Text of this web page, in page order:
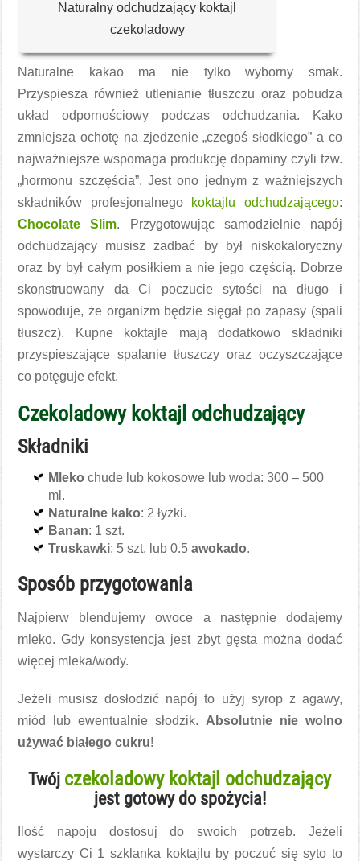
Naturalny odchudzający koktajl
czekoladowy
Naturalne kakao ma nie tylko wyborny smak.
Przyspiesza również utlenianie tłuszczu oraz pobudza
układ odpornościowy podczas odchudzania. Kako
zmniejsza ochotę na zjedzenie „czegoś słodkiego” a co
najważniejsze wspomaga produkcję dopaminy czyli tzw.
„hormonu szczęścia”. Jest ono jednym z ważniejszych
składników profesjonalnego
koktajlu odchudzającego:
Chocolate Slim. Przygotowując samodzielnie napój
odchudzający musisz zadbać by był niskokaloryczny
oraz by był całym posiłkiem a nie jego częścią. Dobrze
skonstruowany da Ci poczucie sytości na długo i
spowoduje, że organizm będzie sięgał po zapasy (spali
tłuszcz). Kupne koktajle mają dodatkowo składniki
przyspieszające spalanie tłuszczy oraz oczyszczające
co potęguje efekt.
Czekoladowy koktajl odchudzający
Składniki
Mleko chude lub kokosowe lub woda: 300 – 500
ml.
Naturalne kako: 2 łyżki.
Banan: 1 szt.
Truskawki: 5 szt. lub 0.5awokado.
Sposób przygotowania
Najpierw blendujemy owoce a następnie dodajemy
mleko. Gdy konsystencja jest zbyt gęsta można dodać
więcej mleka/wody.
Jeżeli musisz dosłodzić napój to użyj syrop z agawy,
miód lub ewentualnie słodzik. Absolutnie nie wolno
używać białego cukru!
Twój czekoladowy koktajl odchudzający
jest gotowy do spożycia!
Ilość napoju dostosuj do swoich potrzeb. Jeżeli
wystarczy Ci 1 szklanka koktajlu by poczuć się syto to